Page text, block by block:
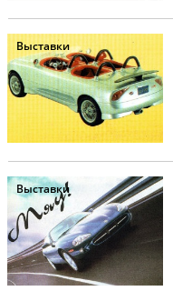
Выставки
Выставки